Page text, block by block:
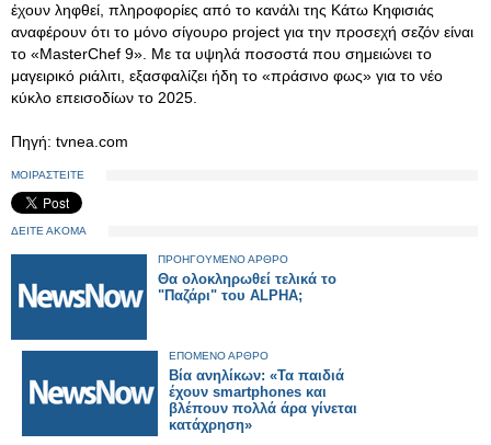
έχουν ληφθεί, πληροφορίες από το κανάλι της Κάτω Κηφισιάς
αναφέρουν ότι το μόνο σίγουρο project για την προσεχή σεζόν είναι
το «MasterChef 9». Με τα υψηλά ποσοστά που σημειώνει το
μαγειρικό ριάλιτι, εξασφαλίζει ήδη το «πράσινο φως» για το νέο
κύκλο επεισοδίων το 2025.
Πηγή: tvnea.com
ΜΟΙΡΑΣΤΕΙΤΕ
ΔΕΙΤΕ ΑΚΟΜΑ
ΠΡΟΗΓΟΥΜΕΝΟ ΑΡΘΡΟ
Θα ολοκληρωθεί τελικά το
"Παζάρι" του ALPHA;
ΕΠΟΜΕΝΟ ΑΡΘΡΟ
Βία ανηλίκων: «Τα παιδιά
έχουν smartphones και
βλέπουν πολλά άρα γίνεται
κατάχρηση»